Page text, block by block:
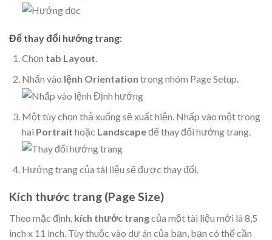
Để thay đổi hướng trang:
Chọn tab Layout
Nhấn vào lệnh Orientation trong nhóm Page Setup.
Một tùy chọn thả xuống sẽ xuất hiện. Nhấp vào một trong
hai Portrait hoặc Landscapeđể thay đổi hướng trang.
Hướng trang của tài liệu sẽ được thay đổi.
Kích thước trang (Page Size)
Theo mặc định, kích thước trangcủa một tài liệu mới là 8,5
inch x 11 inch. Tùy thuộc vào dự án của bạn, bạn có thể cần